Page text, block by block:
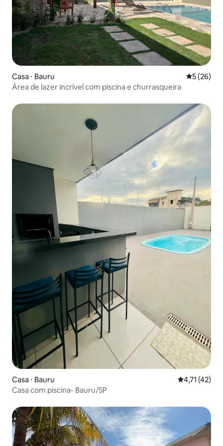
Casa ⋅ Bauru 5 de uma
5 (26)
Área de lazer incrível com piscina e churrasqueira
Casa ⋅ Bauru 4,71 de uma
4,71 (42)
Casa com piscina- Bauru/SP